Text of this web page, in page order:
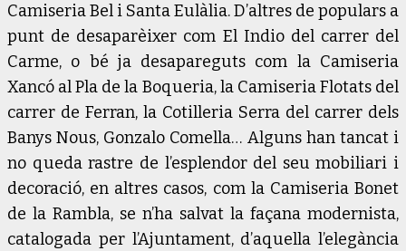
Camiseria Bel i Santa Eulàlia. D’altres de populars a
punt de desaparèixer com El Indio del carrer del
Carme, o bé ja desapareguts com la Camiseria
Xancó al Pla de la Boqueria, la Camiseria Flotats del
carrer de Ferran, la Cotilleria Serra del carrer dels
Banys Nous, Gonzalo Comella… Alguns han tancat i
no queda rastre de l’esplendor del seu mobiliari i
decoració, en altres casos, com la Camiseria Bonet
de la Rambla, se n’ha salvat la façana modernista,
catalogada per l’Ajuntament, d’aquella l’elegància